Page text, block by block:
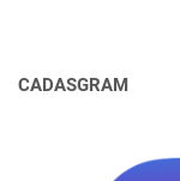
CADASGRAM